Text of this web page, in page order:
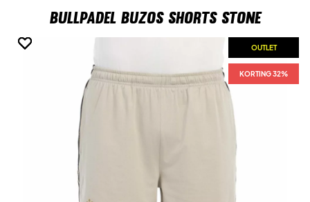
Bullpadel Buzos Shorts Stone
OUTLET
KORTING 32%
OUTLET
KORTING 32%
OUTLET
KORTING 32%
OUTLET
KORTING 32%